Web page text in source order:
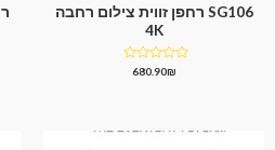
SG106 רחפן זווית צילום רחבה
4K
דורג680.90₪